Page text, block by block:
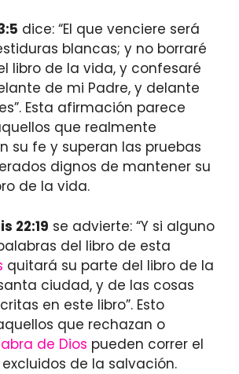
dice: “El que venciere será
blancas; y no borraré
libro de la vida, y confesaré
de mi Padre, y delante
Esta afirmación parece
que realmente
su fe y superan las pruebas
dignos de mantener su
de la vida.
22:19 se advierte: “Y si alguno
del libro de esta
quitará su parte del libro de la
ciudad, y de las cosas
en este libro”. Esto
que rechazan o
de Dios pueden correr el
de la salvación.